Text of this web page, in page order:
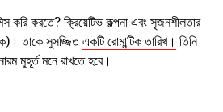
করি করতে? ক্রিয়েটিভ কল্পনা এবং সৃজনশীলতার
তাকে সুসজ্জিতএকটি রোমান্টিক তারিখ। তিনি
মুহূর্ত মনে রাখতে হবে।